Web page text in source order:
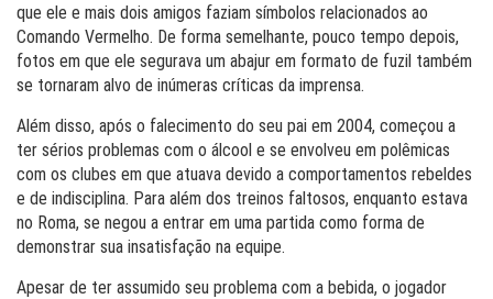
que ele e mais dois amigos faziam símbolos relacionados ao
Comando Vermelho. De forma semelhante, pouco tempo depois,
fotos em que ele segurava um abajur em formato de fuzil também
se tornaram alvo de inúmeras críticas da imprensa.
Além disso, após o falecimento do seu pai em 2004, começou a
ter sérios problemas com o álcool e se envolveu em polêmicas
com os clubes em que atuava devido a comportamentos rebeldes
e de indisciplina. Para além dos treinos faltosos, enquanto estava
no Roma, se negou a entrar em uma partida como forma de
demonstrar sua insatisfação na equipe.
Apesar de ter assumido seu problema com a bebida, o jogador